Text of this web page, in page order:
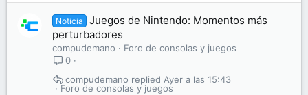
Noticia
Juegos de Nintendo: Momentos más
perturbadores
compudemano
Foro de consolas y juegos
0
Foro de consolas y juegos
Ayer a las 15:43
compudemano